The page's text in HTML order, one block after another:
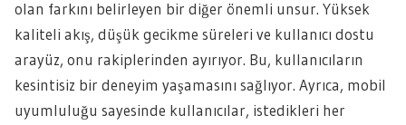
olan farkını belirleyen bir diğer önemli unsur. Yüksek
kaliteli akış, düşük gecikme süreleri ve kullanıcı dostu
arayüz, onu rakiplerinden ayırıyor. Bu, kullanıcıların
kesintisiz bir deneyim yaşamasını sağlıyor. Ayrıca, mobil
uyumluluğu sayesinde kullanıcılar, istedikleri her